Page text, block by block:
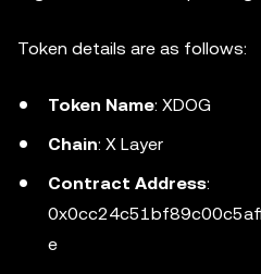
Token details are as follows:
Token Name: XDOG
Chain: X Layer
Contract Address:
e